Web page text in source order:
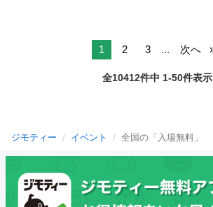
1 2 3 ... 次へ
全10412件中 1-50件表示
ジモティー イベント 全国の「入場無料」